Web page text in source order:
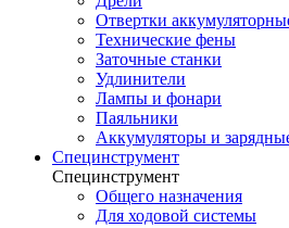
Отвертки
Технические фены
Заточные станки
Удлинители
Лампы и фонари
Паяльники
Аккумуляторы и
Специнструмент
Специнструмент
Общего назначения
Для ходовой системы